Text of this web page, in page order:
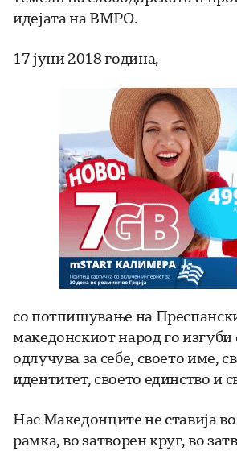
идејата на ВМРО.
17 јуни 2018 година,
со потпишување на
македонскиот народ го изгуби
одлучува за себе, своето име,
идентитет, своето единство и
Нас Македонците не ставија
рамка, во затворен круг, во